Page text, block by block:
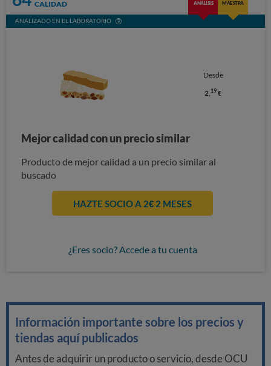
CALIDAD
ANÁLISIS
MAESTRA
ANALIZADO EN EL LABORATORIO
Desde
2, 19 €
Mejor calidad con un precio similar
Producto de mejor calidad a un precio similar al
buscado
HAZTE SOCIO A 2€ 2 MESES
¿Eres socio? Accede a tu cuenta
Información importante sobre los precios y
tiendas aquí publicados
Antes de adquirir un producto o servicio, desde OCU